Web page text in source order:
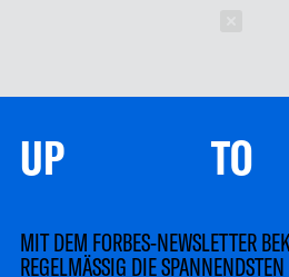
UP TO
MIT DEM FORBES-NEWSLETTER
REGELMÄSSIG DIE